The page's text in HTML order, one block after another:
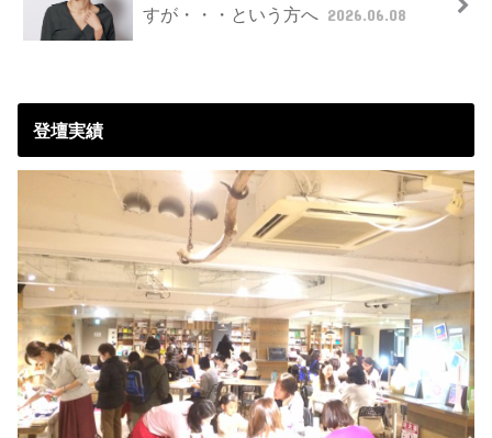
すが・・・という方へ 2026.06.08
登壇実績